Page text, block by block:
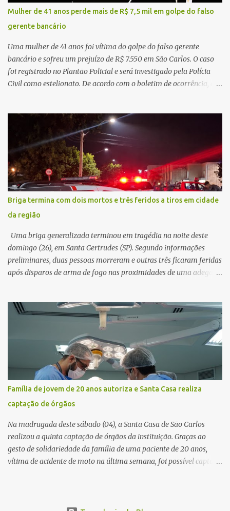
de demandas crescentes e recursos necessariamente limitados, a
principal missão da gestão pública não é apenas investir mais,
mas decidir melhor onde investir para produzir o maior benefício
possível à população. Essa reflexão encontra respaldo tanto na
teoria da admini...
Mulher de 41 anos perde mais de R$ 7,5 mil em golpe do falso
gerente bancário
Uma mulher de 41 anos foi vítima do golpe do falso gerente
bancário e sofreu um prejuízo de R$ 7.550 em São Carlos. O caso
foi registrado no Plantão Policial e será investigado pela Polícia
Civil como estelionato. De acordo com o boletim de ocorrência, a
suspeito alegou que seria necessário atualizar o cadastro da conta
e passou a orientar a vítima sobre os procedimentos que deveriam
ser realizados. Dias depois, o golpista enviou um documento em
PDF simulando uma comunicação oficial da instituição financeira.
Na sequência, entrou em contato por telefone e encaminhou um
link, orientando a vítima a acessá-lo pelo computador para
concluir a suposta atualização cadastral. Após realizar o
procedimento, a conta bancária ficou bloqueada por algumas
horas. Sem conseguir acessar o sistema, a vítima tentou
novamente contato com o suposto gerente, mas não obteve
resposta. Na segunda-fe...
Briga termina com dois mortos e três feridos a tiros em cidade
da região
Uma briga generalizada terminou em tragédia na noite deste
domingo (26), em Santa Gertrudes (SP). Segundo informações
preliminares, duas pessoas morreram e outras três ficaram feridas
após disparos de arma de fogo nas proximidades de uma adega. O
começado dentro do estabelecimento e se estendido para a área
externa, quando dois homens armados passaram a efetuar
diversos disparos. Duas vítimas morreram ainda no local. Outras
três pessoas foram baleadas e socorridas. Até o momento, não
foram divulgadas informações oficiais sobre o estado de saúde dos
feridos. Equipes da Polícia Militar de Santa Gertrudes atenderam a
ocorrência e isolaram a área para o trabalho da perícia. Até a
última atualização, nenhum suspeito havia sido preso. A Polícia
Civil investigará a motivação da briga, a autoria dos disparos e as
circunstâncias do crime. A ocorrência segue em anda...
Família de jovem de 20 anos autoriza e Santa Casa realiza
captação de órgãos
Na madrugada deste sábado (04), a Santa Casa de São Carlos
realizou a quinta captação de órgãos da instituição. Graças ao
gesto de solidariedade da família de uma paciente de 20 anos,
vítima de acidente de moto na última semana, foi possível captar o